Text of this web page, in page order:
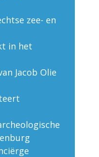
zee- en
in het
Jacob Olie